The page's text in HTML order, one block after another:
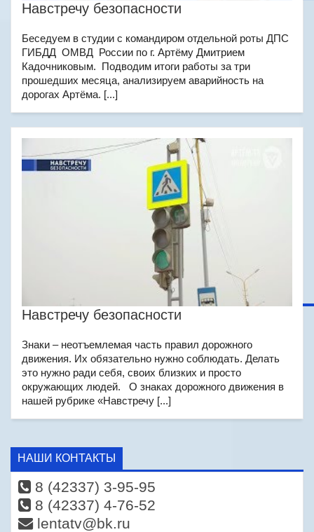
Навстречу безопасности
Беседуем в студии с командиром отдельной роты ДПС
ГИБДД ОМВД России по г. Артёму Дмитрием
Кадочниковым. Подводим итоги работы за три
прошедших месяца, анализируем аварийность на
дорогах Артёма. [...]
Навстречу безопасности
Знаки – неотъемлемая часть правил дорожного
движения. Их обязательно нужно соблюдать. Делать
это нужно ради себя, своих близких и просто
окружающих людей. О знаках дорожного движения в
нашей рубрике «Навстречу [...]
НАШИ КОНТАКТЫ
8 (42337) 3-95-95
8 (42337) 4-76-52
lentatv@bk.ru